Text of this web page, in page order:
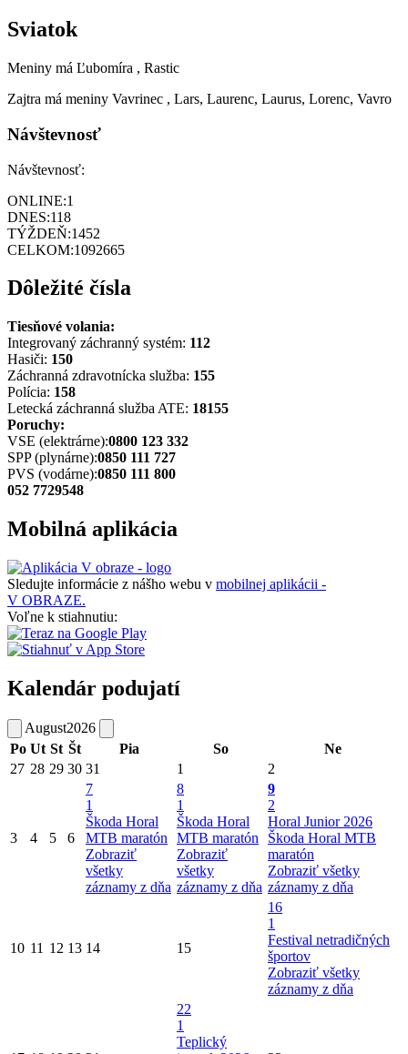
Sviatok
Meniny má Ľubomíra , Rastic
Zajtra má meniny Vavrinec , Lars, Laurenc, Laurus, Lorenc, Vavro
Návštevnosť
Návštevnosť:
ONLINE:1
DNES:118
TÝŽDEŇ:1452
CELKOM:1092665
Dôležité čísla
Tiesňové volania:
Integrovaný záchranný systém: 112
Hasiči: 150
Záchranná zdravotnícka služba: 155
Polícia: 158
Letecká záchranná služba ATE: 18155
Poruchy:
VSE (elektrárne):0800 123 332
SPP (plynárne):0850 111 727
PVS (vodárne):0850 111 800
052 7729548
Mobilná aplikácia
Sledujte informácie z nášho webu v mobilnej aplikácii -
V OBRAZE.
Voľne k stiahnutiu:
Kalendár podujatí
August2026
Po Ut St Št Pia So
Ne
27 28 29 30 31 1 2
3 4 5 6
7
1
Škoda Horal
MTB maratón
Zobraziť
všetky
záznamy z dňa
8
1
Škoda Horal
MTB maratón
Zobraziť
všetky
záznamy z dňa
9
2
Horal Junior 2026
Škoda Horal MTB
maratón
Zobraziť všetky
záznamy z dňa
10 11 12 13 14 15
16
1
Festival netradičných
športov
Zobraziť všetky
záznamy z dňa
22
1
Teplický